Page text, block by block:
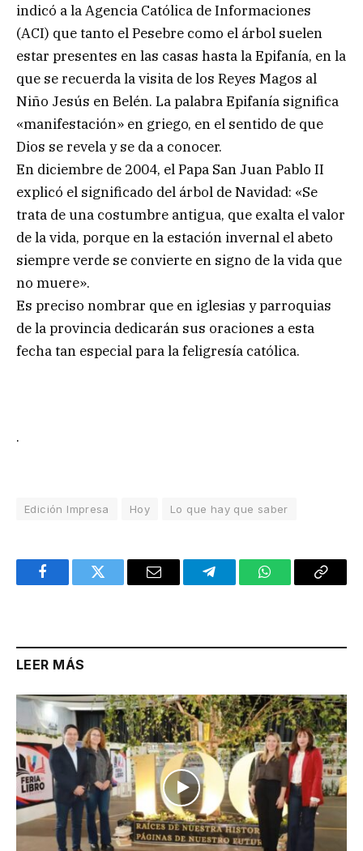
indicó a la Agencia Católica de Informaciones
(ACI) que tanto el Pesebre como el árbol suelen
estar presentes en las casas hasta la Epifanía, en la
que se recuerda la visita de los Reyes Magos al
Niño Jesús en Belén. La palabra Epifanía significa
«manifestación» en griego, en el sentido de que
Dios se revela y se da a conocer.
En diciembre de 2004, el Papa San Juan Pablo II
explicó el significado del árbol de Navidad: «Se
trata de una costumbre antigua, que exalta el valor
de la vida, porque en la estación invernal el abeto
siempre verde se convierte en signo de la vida que
no muere».
Es preciso nombrar que en iglesias y parroquias
de la provincia dedicarán sus oraciones a esta
fecha tan especial para la feligresía católica.
.
Edición Impresa Hoy Lo que hay que saber
FacebookTwitter Email TelegramWhatsAppCopy
LEER MÁS